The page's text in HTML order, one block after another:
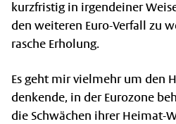
kurzfristig in irgendeiner
den weiteren Euro-Verfall zu
rasche Erholung.
Es geht mir vielmehr um den
denkende, in der Eurozone
die Schwächen ihrer Heimat-